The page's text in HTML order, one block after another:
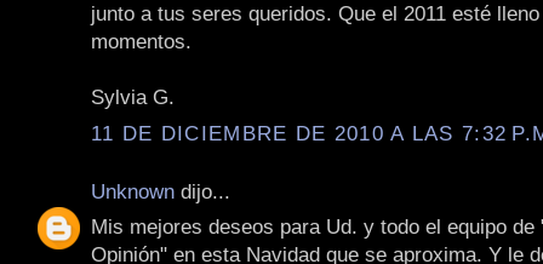
junto a tus seres queridos. Que el 2011 esté
momentos.
Sylvia G.
11 DE DICIEMBRE DE 2010 A LAS 7:32
Unknown dijo...
Mis mejores deseos para Ud. y todo el equipo de
Opinión" en esta Navidad que se aproxima. Y le